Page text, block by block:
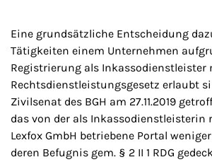
Eine grundsätzliche Entscheidung
Tätigkeiten einem Unternehmen
Registrierung als Inkassodienstleister
Rechtsdienstleistungsgesetz erlaubt
Zivilsenat des BGH am 27.11.2019
das von der als Inkassodienstleisterin
Lexfox GmbH betriebene Portal
deren Befugnis gem. § 2 II 1 RDG